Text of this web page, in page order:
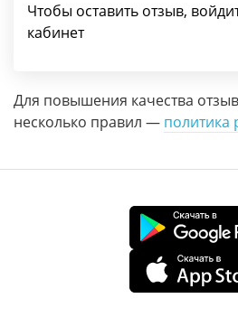
Чтобы оставить отзыв,
кабинет
Для повышения качества
несколько правил — политика